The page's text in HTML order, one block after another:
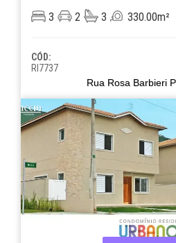
3 2 3 330.00m²
CÓD:
RI7737
Rua Rosa Barbieri